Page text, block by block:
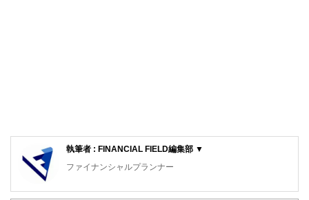
執筆者 : FINANCIAL FIELD編集部 ▼
ファイナンシャルプランナー
FinancialField編集部は、金融、経済に関する記事を、日々